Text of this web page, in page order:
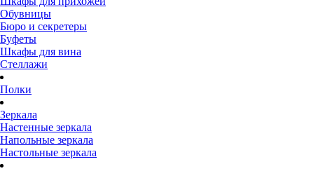
Обувницы
Бюро и секретеры
Буфеты
Шкафы для вина
Стеллажи
Полки
Зеркала
Настенные зеркала
Напольные зеркала
Настольные зеркала